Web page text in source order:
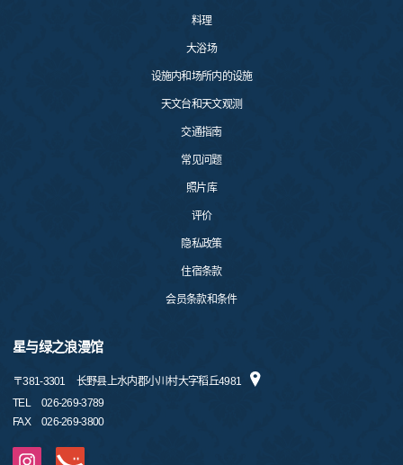
料理
大浴场
设施内和场所内的设施
天文台和天文观测
交通指南
常见问题
照片库
评价
隐私政策
住宿条款
会员条款和条件
星与绿之浪漫馆
〒381-3301
长野县上水内郡小川村大字稻丘4981
TEL
026-269-3789
FAX
026-269-3800